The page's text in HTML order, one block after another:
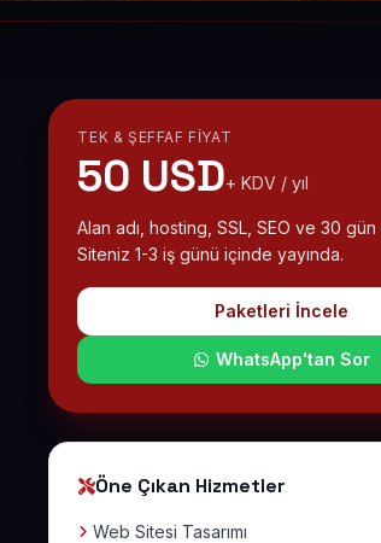
TEK & ŞEFFAF FIYAT
50 USD+ KDV / yıl
Alan adı, hosting, SSL, SEO ve 30
Siteniz 1-3 iş günü içinde yayında.
Paketleri İncele
WhatsApp'tan Sor
Öne Çıkan Hizmetler
Web Sitesi Tasarımı